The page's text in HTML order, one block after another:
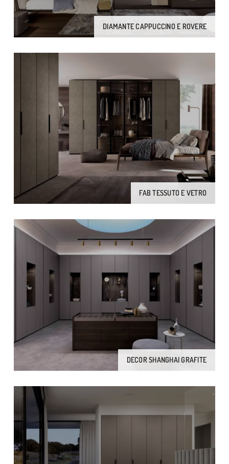
DIAMANTE CAPPUCCINO E ROVERE
FAB TESSUTO E VETRO
DECOR SHANGHAI GRAFITE